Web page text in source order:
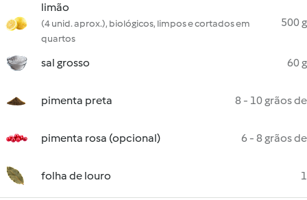
limão
(4 unid. aprox.), biológicos, limpos e cortados em
quartos
500 g
sal grosso 60 g
pimenta preta 8 - 10 grãos de
pimenta rosa (opcional) 6 - 8 grãos de
folha de louro 1